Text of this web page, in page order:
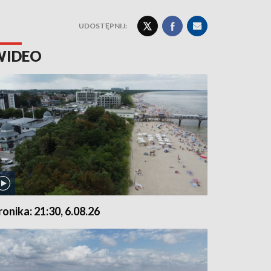
UDOSTĘPNIJ:
21:30, 6.08.26